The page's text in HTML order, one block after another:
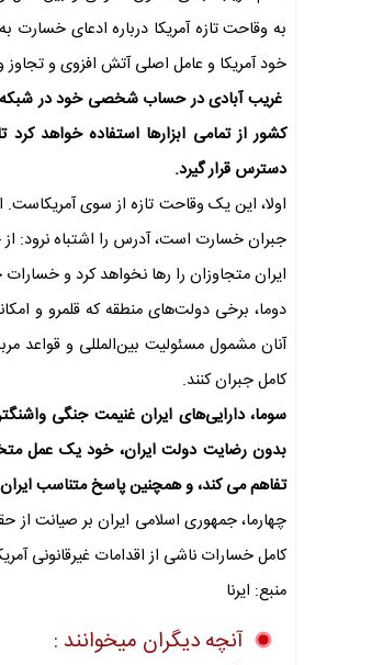
به وقاحت تازه آمریکا درباره ادعای
خود آمریکا و عامل اصلی آتش افزوی و
غریب آبادی در حساب شخصی خود در شبکه
کشور از تمامی ابزارها استفاده خواهد
دسترس قرار گیرد.
‌اولا، این یک وقاحت تازه از سوی آمریکاست.
جبران خسارت است، آدرس را اشتباه نرود: از
ایران متجاوزان را رها نخواهد کرد و
‌دوما، برخی دولت‌های منطقه که قلمرو و
آنان مشمول مسئولیت بین‌المللی و قواعد
کامل جبران کنند.
‌سوما، دارایی‌های ایران غنیمت جنگی
بدون رضایت دولت ایران، خود یک عمل
تفاهم می کند، و همچنین پاسخ متناسب
‌چهارما، جمهوری اسلامی ایران بر صیانت از
کامل خسارات ناشی از اقدامات غیرقانونی
منبع: ایرنا
آنچه دیگران میخوانند :